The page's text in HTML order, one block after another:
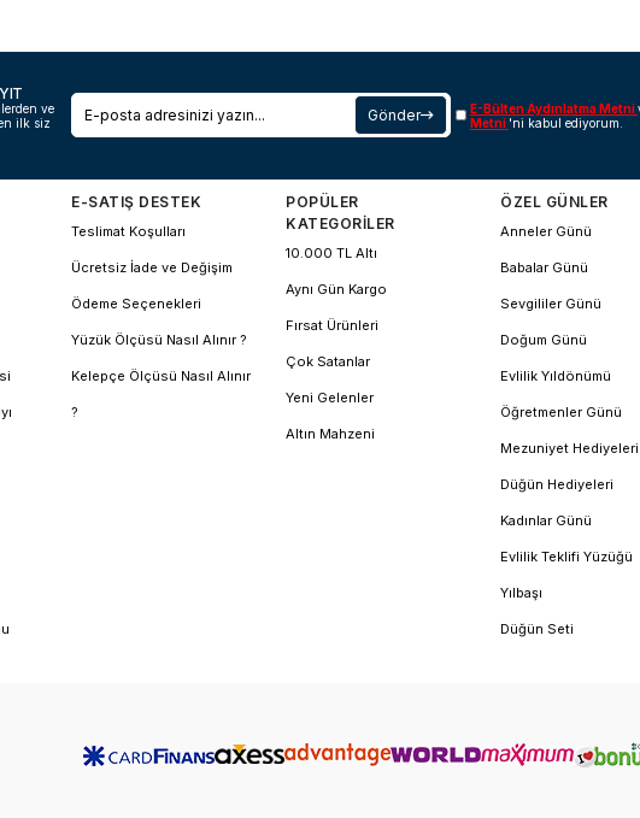
ve
ilk siz
Gönder E-Bülten Aydınlatma Metni
Metni 'ni kabul ediyorum.
E-SATIŞ DESTEK
Teslimat Koşulları
Ücretsiz İade ve Değişim
Ödeme Seçenekleri
Yüzük Ölçüsü Nasıl Alınır ?
Kelepçe Ölçüsü Nasıl Alınır
?
POPÜLER
KATEGORİLER
10.000 TL Altı
Aynı Gün Kargo
Fırsat Ürünleri
Çok Satanlar
Yeni Gelenler
Altın Mahzeni
ÖZEL GÜNLER
Anneler Günü
Babalar Günü
Sevgililer Günü
Doğum Günü
Evlilik Yıldönümü
Öğretmenler Günü
Mezuniyet Hediyeleri
Düğün Hediyeleri
Kadınlar Günü
Evlilik Teklifi Yüzüğü
Yılbaşı
Düğün Seti